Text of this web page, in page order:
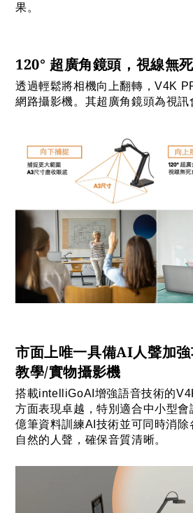
果。
120° 超廣角鏡頭，視線無
透過輕鬆將相機向上翻轉，V4K
網路攝影機。其超廣角鏡頭為視訊
市面上唯一具備AI人聲加
教學/實物攝影機
搭載intelliGoAI增強語音技術的
方面表現卓越，特別適合中小型
億筆資料訓練AI技術並可同時消除
自然的人聲，確保音質清晰。